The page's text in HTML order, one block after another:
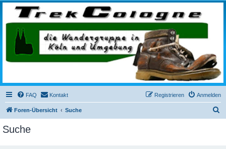
trekcologne.de
Wanderungen rund um Köln
FAQ Kontakt Anmelden
Registrieren
Foren-Übersicht Suche
Suche